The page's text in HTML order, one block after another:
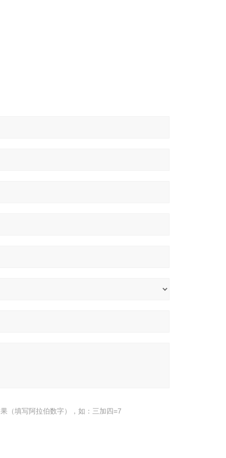
（填写阿拉伯数字），如：三加四=7